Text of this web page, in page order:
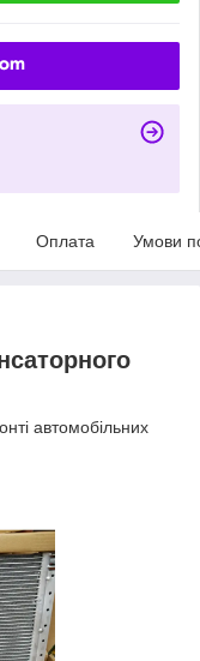
Оплата Умови
автомобільних